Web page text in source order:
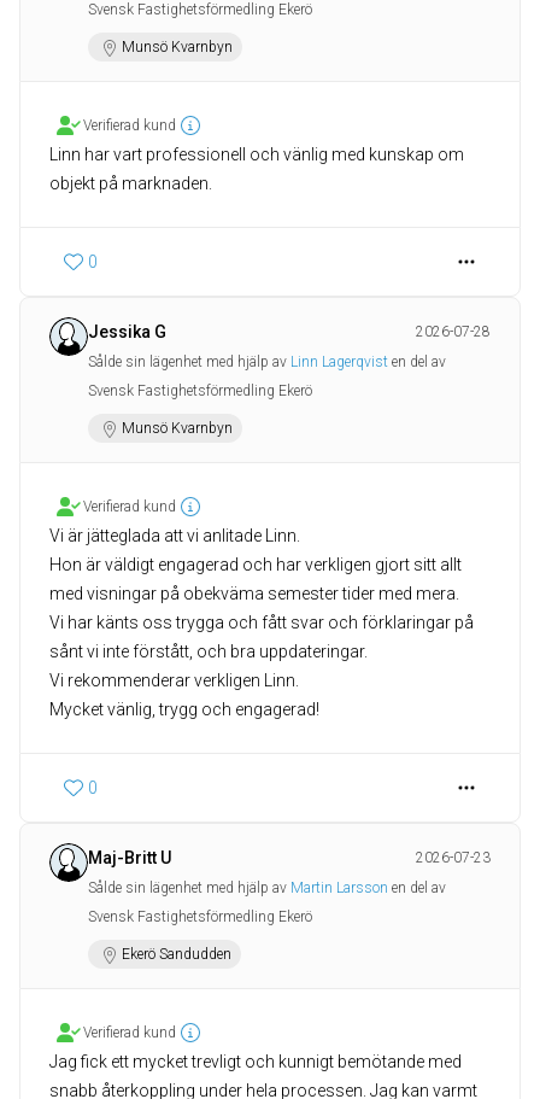
Svensk Fastighetsförmedling Ekerö
Munsö Kvarnbyn
Verifierad kund
Linn har vart professionell och vänlig med kunskap om
objekt på marknaden.
0
Jessika G
2026-07-28
Sålde sin lägenhet med hjälp av Linn Lagerqvist en del av
Svensk Fastighetsförmedling Ekerö
Munsö Kvarnbyn
Verifierad kund
Vi är jätteglada att vi anlitade Linn.
Hon är väldigt engagerad och har verkligen gjort sitt allt
med visningar på obekväma semester tider med mera.
Vi har känts oss trygga och fått svar och förklaringar på
sånt vi inte förstått, och bra uppdateringar.
Vi rekommenderar verkligen Linn.
Mycket vänlig, trygg och engagerad!
0
Maj-Britt U
2026-07-23
Sålde sin lägenhet med hjälp av Martin Larsson en del av
Svensk Fastighetsförmedling Ekerö
Ekerö Sandudden
Verifierad kund
Jag fick ett mycket trevligt och kunnigt bemötande med
snabb återkoppling under hela processen. Jag kan varmt